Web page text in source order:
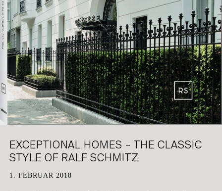
KEMPEN
KÖLN
DATENSCHUTZ
KARRIERE
EXCEPTIONAL HOMES – THE CLASSIC
STYLE OF RALF SCHMITZ
1. FEBRUAR 2018